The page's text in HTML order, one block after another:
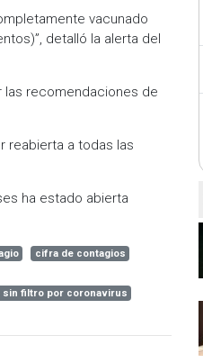
vacunado
detalló la alerta del
las recomendaciones de
reabierta a todas las
ha estado abierta
cifra de contagios
sin filtro por coronavirus